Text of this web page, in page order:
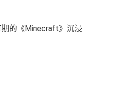
期的《Minecraft》沉浸